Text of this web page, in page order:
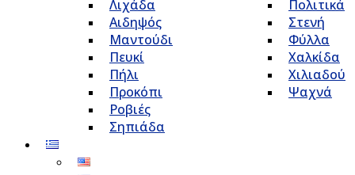
Λιχάδα
Αιδηψός
Μαντούδι
Πευκί
Πήλι
Προκόπι
Ροβιές
Σηπιάδα
Πολιτικά
Στενή
Φύλλα
Χαλκίδα
Χιλιαδού
Ψαχνά